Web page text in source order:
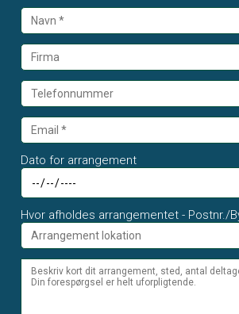
Dato for arrangement
Hvor afholdes arrangementet - Postnr./